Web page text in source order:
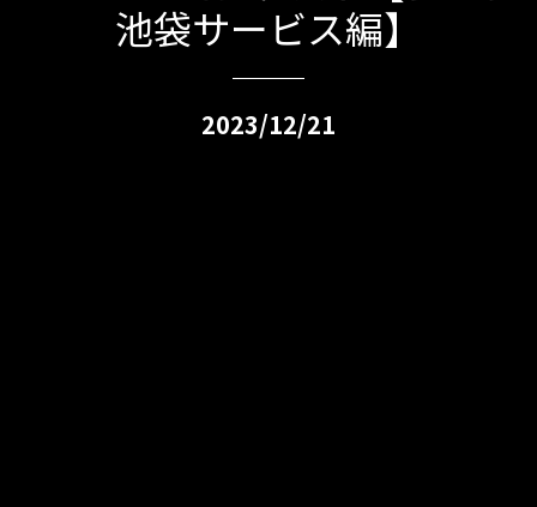
池袋サービス編】
2023/12/21